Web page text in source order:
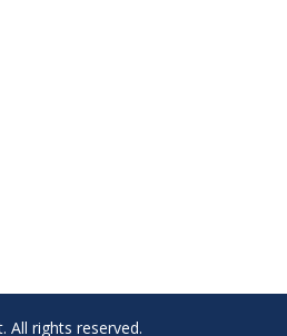
All rights reserved.